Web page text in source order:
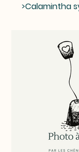
>Calamintha